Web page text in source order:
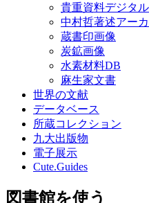
貴重資料デジタ
中村哲著述アー
蔵書印画像
炭鉱画像
水素材料DB
麻生家文書
世界の文献
データベース
所蔵コレクション
九大出版物
電子展示
Cute.Guides
図書館を使う